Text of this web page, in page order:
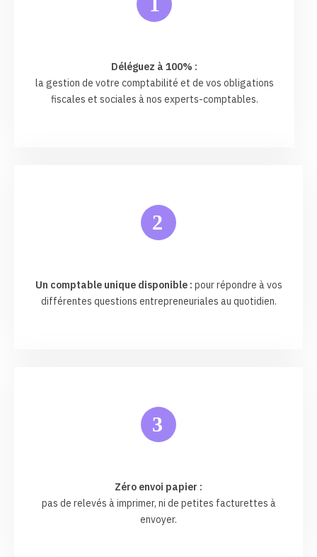
Déléguez à 100% :
la gestion de votre comptabilité et de vos obligations
fiscales et sociales à nos experts-comptables.
2
Un comptable unique disponible : pour répondre à vos
différentes questions entrepreneuriales au quotidien.
3
Zéro envoi papier :
pas de relevés à imprimer, ni de petites facturettes à
envoyer.